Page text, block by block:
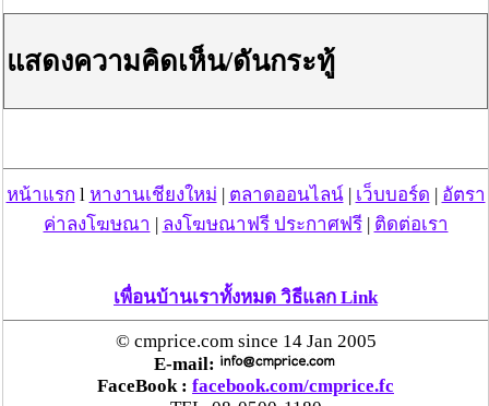
แสดงความคิดเห็น/ดันกระทู้
หน้าแรก l หางานเชียงใหม่ | ตลาดออนไลน์| เว็บบอร์ด | อัตรา
ค่าลงโฆษณา | ลงโฆษณาฟรี ประกาศฟรี| ติดต่อเรา
เพื่อนบ้านเราทั้งหมด วิธีแลก Link
© cmprice.com since 14 Jan 2005
E-mail:
FaceBook : facebook.com/cmprice.fc